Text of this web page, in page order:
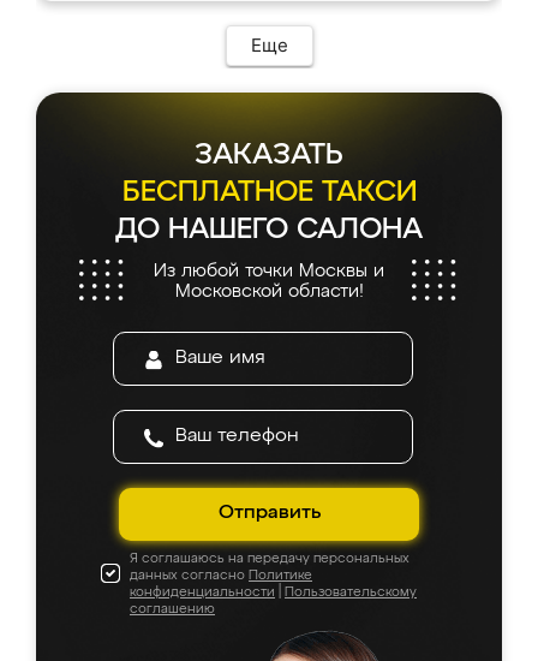
Еще
ЗАКАЗАТЬ
БЕСПЛАТНОЕ ТАКСИ
ДО НАШЕГО САЛОНА
Из любой точки Москвы и
Московской области!
Отправить
Я соглашаюсь на передачу персональных
данных согласно Политике
конфиденциальности
Пользовательскому
соглашению